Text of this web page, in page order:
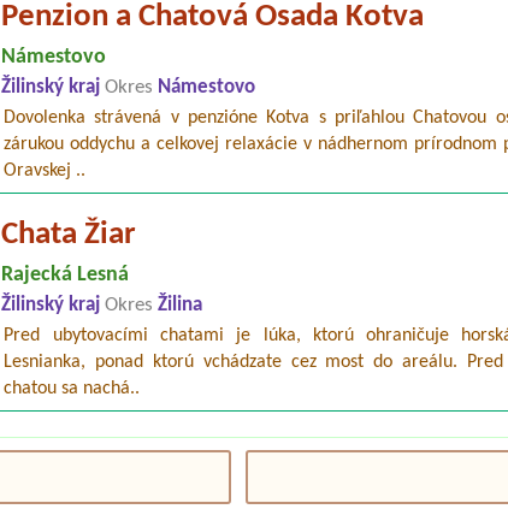
Penzion a Chatová Osada Kotva
Námestovo
Žilinský krajOkres Námestovo
Dovolenka strávená v penzióne Kotva s priľahlou Chatovou
zárukou oddychu a celkovej relaxácie v nádhernom prírodnom
Oravskej ..
Chata Žiar
Rajecká Lesná
Žilinský krajOkres Žilina
Pred ubytovacími chatami je lúka, ktorú ohraničuje
Lesnianka, ponad ktorú vchádzate cez most do areálu. Pred
chatou sa nachá..